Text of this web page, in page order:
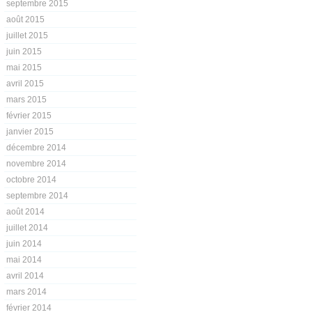
septembre 2015
août 2015
juillet 2015
juin 2015
mai 2015
avril 2015
mars 2015
février 2015
janvier 2015
décembre 2014
novembre 2014
octobre 2014
septembre 2014
août 2014
juillet 2014
juin 2014
mai 2014
avril 2014
mars 2014
février 2014